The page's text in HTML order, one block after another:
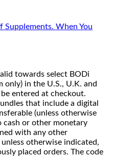
Supplements. When You
towards select BODi
in the U.S., U.K. and
entered at checkout.
that include a digital
(unless otherwise
cash or other monetary
with any other
otherwise indicated,
placed orders. The code